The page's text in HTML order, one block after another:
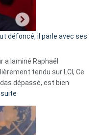
«
C’est
fake
news
»
défoncé, il parle avec ses
a laminé Raphaël
tendu sur LCI, Ce
dépassé, est bien
suite
Tegnér
exulte